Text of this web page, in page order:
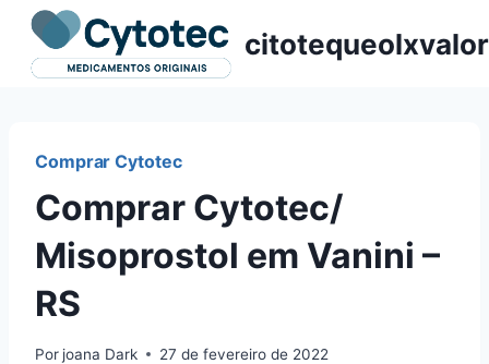
Pular
para
citotequeolxvalor
Comprar Cytotec
Comprar Cytotec/
Misoprostol em Vanini –
RS
Por joana Dark 27 de fevereiro de 2022